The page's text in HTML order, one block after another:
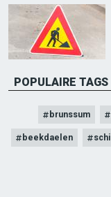
POPULAIRE TAGS
brunssum
beekdaelen